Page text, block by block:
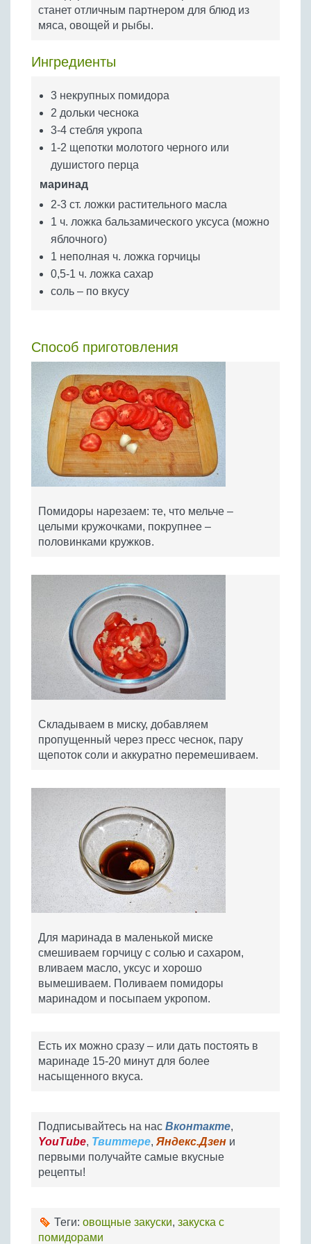
Бобовые
Яйца
станет отличным партнером для блюд из
мяса, овощей и рыбы.
Ингредиенты
3 некрупных помидора
2 дольки чеснока
3-4 стебля укропа
1-2 щепотки молотого черного или
душистого перца
маринад
2-3 ст. ложки растительного масла
1 ч. ложка бальзамического уксуса (можно
яблочного)
1 неполная ч. ложка горчицы
0,5-1 ч. ложка сахар
соль – по вкусу
Способ приготовления
Помидоры нарезаем: те, что мельче –
целыми кружочками, покрупнее –
половинками кружков.
Складываем в миску, добавляем
пропущенный через пресс чеснок, пару
щепоток соли и аккуратно перемешиваем.
Для маринада в маленькой миске
смешиваем горчицу с солью и сахаром,
вливаем масло, уксус и хорошо
вымешиваем. Поливаем помидоры
маринадом и посыпаем укропом.
Есть их можно сразу – или дать постоять в
маринаде 15-20 минут для более
насыщенного вкуса.
Подписывайтесь на нас Вконтакте,
YouTube, Твиттере, Яндекс.Дзен и
первыми получайте самые вкусные
рецепты!
Теги: овощные закуски, закуска с
помидорами